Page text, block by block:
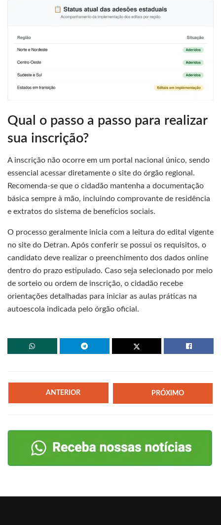
Qual o passo a passo para realizar
sua inscrição?
A inscrição não ocorre em um portal nacional único, sendo
essencial acessar diretamente o site do órgão regional.
Recomenda-se que o cidadão mantenha a documentação
básica sempre à mão, incluindo comprovante de residência
e extratos do sistema de benefícios sociais.
O processo geralmente inicia com a leitura do edital vigente
no site do Detran. Após conferir se possui os requisitos, o
candidato deve realizar o preenchimento dos dados online
dentro do prazo estipulado. Caso seja selecionado por meio
de sorteio ou ordem de inscrição, o cidadão recebe
orientações detalhadas para iniciar as aulas práticas na
autoescola indicada pelo órgão oficial.
ANTERIOR PRÓXIMO